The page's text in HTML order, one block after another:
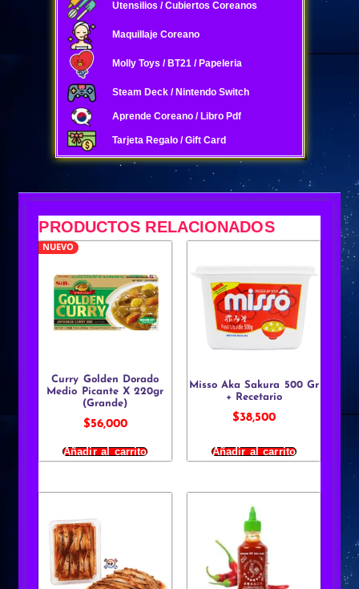
Utensilios / Cubiertos Coreanos
Maquillaje Coreano
Molly Toys / BT21 / Papeleria
Steam Deck / Nintendo Switch
Aprende Coreano / Libro Pdf
Tarjeta Regalo / Gift Card
PRODUCTOS RELACIONADOS
NUEVO
Curry Golden Dorado
Medio Picante X 220gr
(Grande)
$56,000
Añadir al carrito
Misso Aka Sakura 500 Gr
+ Recetario
$38,500
Añadir al carrito